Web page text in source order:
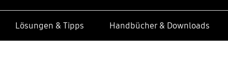
Lösungen & Tipps Handbücher & Downloads